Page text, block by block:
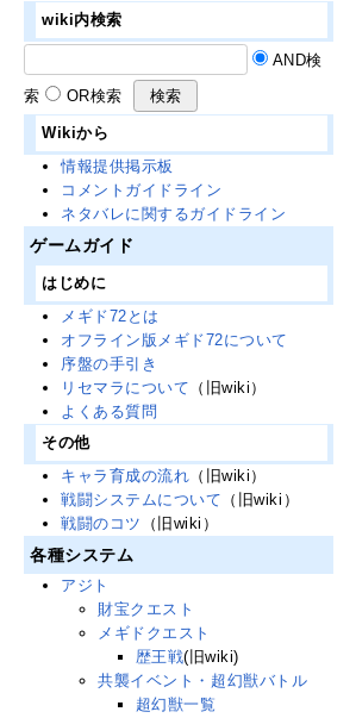
wiki内検索
AND検
索 OR検索
Wikiから
情報提供掲示板
コメントガイドライン
ネタバレに関するガイドライン
ゲームガイド
はじめに
メギド72とは
オフライン版メギド72について
序盤の手引き
リセマラについて （旧wiki）
よくある質問
その他
キャラ育成の流れ （旧wiki）
戦闘システムについて （旧wiki）
戦闘のコツ
（旧wiki）
各種システム
アジト
財宝クエスト
メギドクエスト
歴王戦(旧wiki)
共襲イベント・超幻獣バトル
超幻獣一覧